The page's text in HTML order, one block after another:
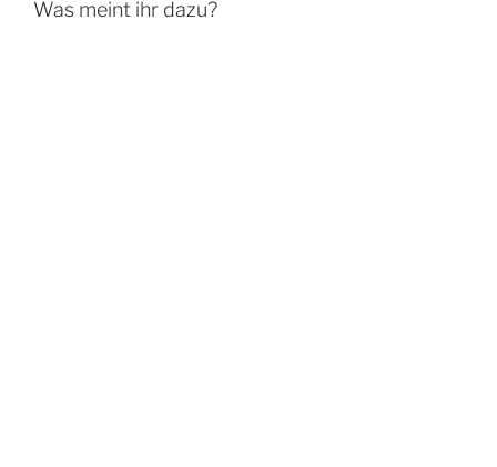
Was meint ihr dazu?